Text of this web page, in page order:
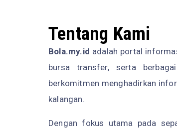
Tentang Kami
Bola.my.id adalah portal
bursa transfer, serta
berkomitmen menghadirkan
kalangan.
Dengan fokus utama pada